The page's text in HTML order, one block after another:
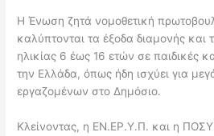
Η Ένωση ζητά νομοθετική
καλύπτονται τα έξοδα διαμονής και
ηλικίας 6 έως 16 ετών σε παιδικές
την Ελλάδα, όπως ήδη ισχύει για
εργαζομένων στο Δημόσιο.
Κλείνοντας, η ΕΝ.ΕΡ.Υ.Π. και η